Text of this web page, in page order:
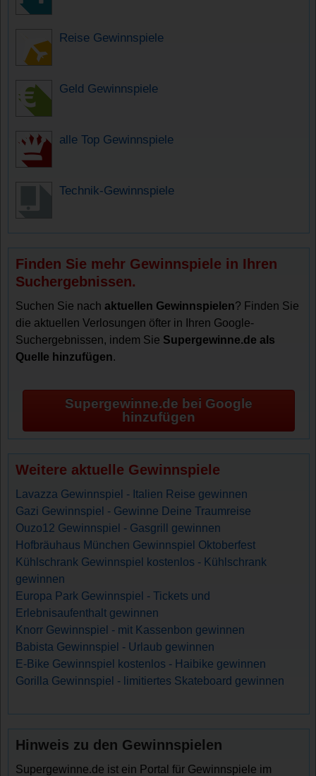
Reise Gewinnspiele
Geld Gewinnspiele
alle Top Gewinnspiele
Technik-Gewinnspiele
Finden Sie mehr Gewinnspiele in Ihren
Suchergebnissen.
Suchen Sie nachaktuellen Gewinnspielen? Finden Sie
die aktuellen Verlosungen öfter in Ihren Google-
Suchergebnissen, indem Sie Supergewinne.de als
Quelle hinzufügen.
Supergewinne.de bei Google
hinzufügen
Weitere aktuelle Gewinnspiele
Lavazza Gewinnspiel - Italien Reise gewinnen
Gazi Gewinnspiel - Gewinne Deine Traumreise
Ouzo12 Gewinnspiel - Gasgrill gewinnen
Hofbräuhaus München Gewinnspiel Oktoberfest
Kühlschrank Gewinnspiel kostenlos - Kühlschrank
gewinnen
Europa Park Gewinnspiel - Tickets und
Erlebnisaufenthalt gewinnen
Knorr Gewinnspiel - mit Kassenbon gewinnen
Babista Gewinnspiel - Urlaub gewinnen
E-Bike Gewinnspiel kostenlos - Haibike gewinnen
Gorilla Gewinnspiel - limitiertes Skateboard gewinnen
Hinweis zu den Gewinnspielen
Supergewinne.de ist ein Portal für Gewinnspiele im